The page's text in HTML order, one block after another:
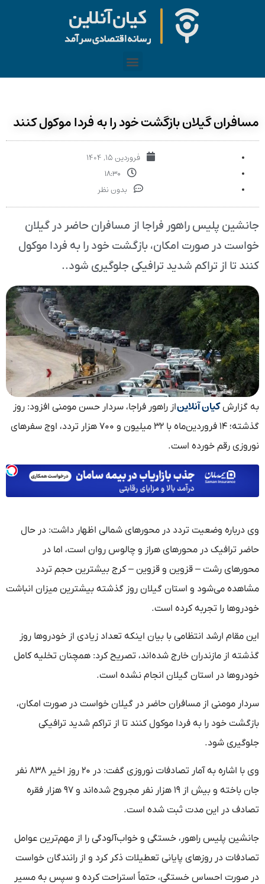
مسافران گیلان بازگشت خود را به فردا موکول کنند
فروردین ۱۵, ۱۴۰۴
۱۸:۳۰
بدون نظر
جانشین پلیس راهور فراجا از مسافران حاضر در گیلان
خواست در صورت امکان، بازگشت خود را به فردا موکول
کنند تا از تراکم شدید ترافیکی جلوگیری شود..
به گزارشکیان آنلایناز راهور فراجا، سردار حسن مومنی افزود: روز
گذشته؛ ۱۴ فروردین‌ماه با ۳۲ میلیون و ۷۰۰ هزار تردد، اوج سفرهای
نوروزی رقم خورده است.
وی درباره وضعیت تردد در محورهای شمالی اظهار داشت: در حال
حاضر ترافیک در محورهای هراز و چالوس روان است، اما در
محورهای رشت – قزوین و قزوین – کرج بیشترین حجم تردد
مشاهده می‌شود و استان گیلان روز گذشته بیشترین میزان انباشت
خودروها را تجربه کرده است.
این مقام ارشد انتظامی با بیان اینکه تعداد زیادی از خودروها روز
گذشته از مازندران خارج شده‌اند، تصریح کرد: همچنان تخلیه کامل
خودروها در استان گیلان انجام نشده است.
سردار مومنی از مسافران حاضر در گیلان خواست در صورت امکان،
بازگشت خود را به فردا موکول کنند تا از تراکم شدید ترافیکی
جلوگیری شود.
وی با اشاره به آمار تصادفات نوروزی گفت: در ۲۰ روز اخیر ۸۳۸ نفر
جان باخته و بیش از ۱۹ هزار نفر مجروح شده‌اند و ۹۷ هزار فقره
تصادف در این مدت ثبت شده است.
جانشین پلیس راهور، خستگی و خواب‌آلودگی را از مهم‌ترین عوامل
تصادفات در روزهای پایانی تعطیلات ذکر کرد و از رانندگان خواست
در صورت احساس خستگی، حتماً استراحت کرده و سپس به مسیر